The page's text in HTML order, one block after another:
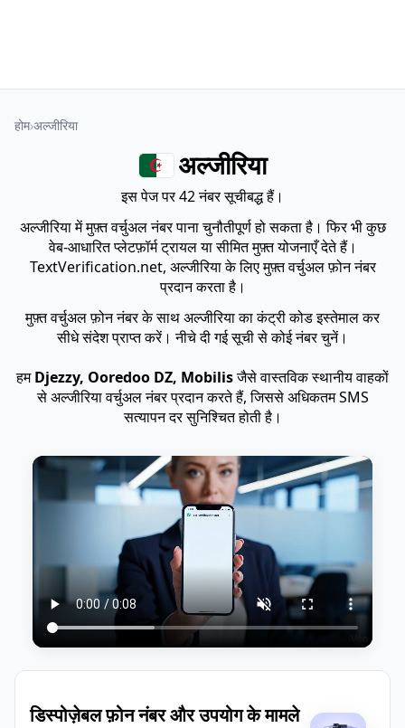
होम अल्जीरिया
अल्जीरिया
इस पेज पर 42 नंबर सूचीबद्ध हैं।
अल्जीरिया में मुफ़्त वर्चुअल नंबर पाना चुनौतीपूर्ण हो सकता है। फिर भी कुछ
वेब-आधारित प्लेटफ़ॉर्म ट्रायल या सीमित मुफ़्त योजनाएँ देते हैं।
TextVerification.net, अल्जीरिया के लिए मुफ़्त वर्चुअल फ़ोन नंबर
प्रदान करता है।
मुफ़्त वर्चुअल फ़ोन नंबर के साथ अल्जीरिया का कंट्री कोड इस्तेमाल कर
सीधे संदेश प्राप्त करें। नीचे दी गई सूची से कोई नंबर चुनें।
हमDjezzy, Ooredoo DZ, Mobilisजैसे वास्तविक स्थानीय वाहकों
से अल्जीरिया वर्चुअल नंबर प्रदान करते हैं, जिससे अधिकतम SMS
सत्यापन दर सुनिश्चित होती है।
डिस्पोज़ेबल फ़ोन नंबर और उपयोग के मामले